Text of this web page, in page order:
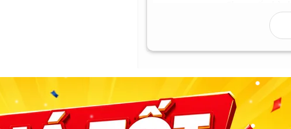
Nhiều cấu hình để lựa chọn
✅ Cấu Hình 1: Ram 16Gb/ SSD
✅ Cấu Hình 3: Ram 64Gb/ SSD
✅ Cấu Hình 4: Ram 128Gb/
Chọn cấu
Chọn cấu hình